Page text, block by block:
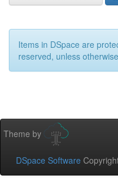
Items in DSpace are
reserved, unless
Theme by
DSpace Software